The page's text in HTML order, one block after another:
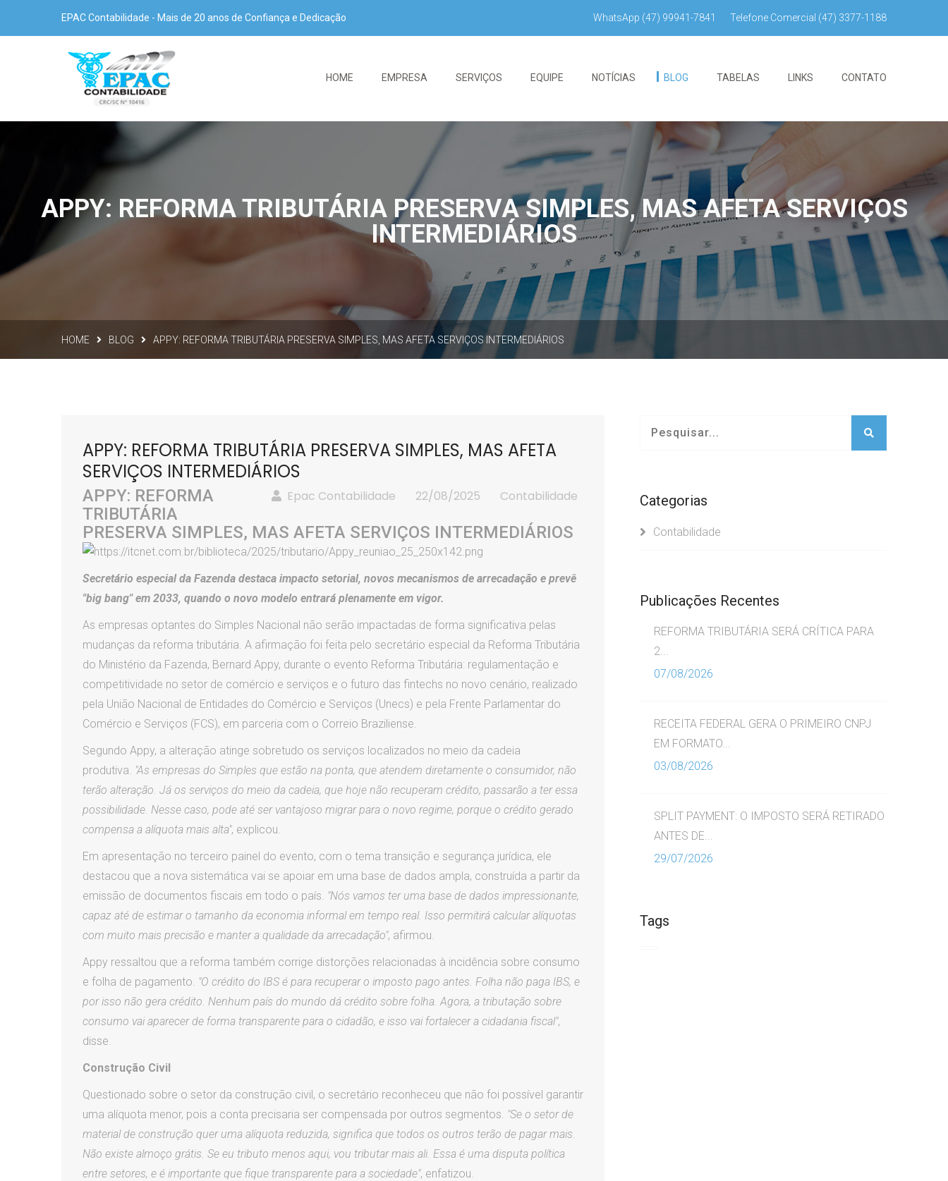
EPAC Contabilidade - Mais de 20 anos de Confiança e Dedicação WhatsApp (47) 99941-7841 Telefone Comercial (47) 3377-1188
HOME EMPRESA SERVIÇOS EQUIPE NOTÍCIAS BLOG TABELAS LINKS CONTATO
APPY: REFORMA TRIBUTÁRIA PRESERVA SIMPLES, MAS AFETA SERVIÇOS
INTERMEDIÁRIOS
HOME BLOG APPY: REFORMA TRIBUTÁRIA PRESERVA SIMPLES, MAS AFETA SERVIÇOS INTERMEDIÁRIOS
APPY: REFORMA TRIBUTÁRIA PRESERVA SIMPLES, MAS AFETA
SERVIÇOS INTERMEDIÁRIOS
Epac Contabilidade 22/08/2025 Contabilidade
APPY: REFORMA
TRIBUTÁRIA
PRESERVA SIMPLES, MAS AFETA SERVIÇOS INTERMEDIÁRIOS
Secretário especial da Fazenda destaca impacto setorial, novos mecanismos de arrecadação e prevê
"big bang" em 2033, quando o novo modelo entrará plenamente em vigor.
As empresas optantes do Simples Nacional não serão impactadas de forma significativa pelas
mudanças da reforma tributária. A afirmação foi feita pelo secretário especial da Reforma Tributária
do Ministério da Fazenda, Bernard Appy, durante o evento Reforma Tributária: regulamentação e
competitividade no setor de comércio e serviços e o futuro das fintechs no novo cenário, realizado
pela União Nacional de Entidades do Comércio e Serviços (Unecs) e pela Frente Parlamentar do
Comércio e Serviços (FCS), em parceria com o Correio Braziliense.
Segundo Appy, a alteração atinge sobretudo os serviços localizados no meio da cadeia
produtiva. "As empresas do Simples que estão na ponta, que atendem diretamente o consumidor, não
terão alteração. Já os serviços do meio da cadeia, que hoje não recuperam crédito, passarão a ter essa
possibilidade. Nesse caso, pode até ser vantajoso migrar para o novo regime, porque o crédito gerado
compensa a alíquota mais alta", explicou.
Em apresentação no terceiro painel do evento, com o tema transição e segurança jurídica, ele
destacou que a nova sistemática vai se apoiar em uma base de dados ampla, construída a partir da
emissão de documentos fiscais em todo o país. "Nós vamos ter uma base de dados impressionante,
capaz até de estimar o tamanho da economia informal em tempo real. Isso permitirá calcular alíquotas
com muito mais precisão e manter a qualidade da arrecadação", afirmou.
Appy ressaltou que a reforma também corrige distorções relacionadas à incidência sobre consumo
e folha de pagamento. "O crédito do IBS é para recuperar o imposto pago antes. Folha não paga IBS, e
por isso não gera crédito. Nenhum país do mundo dá crédito sobre folha. Agora, a tributação sobre
consumo vai aparecer de forma transparente para o cidadão, e isso vai fortalecer a cidadania fiscal",
disse.
Construção Civil
Questionado sobre o setor da construção civil, o secretário reconheceu que não foi possível garantir
uma alíquota menor, pois a conta precisaria ser compensada por outros segmentos. "Se o setor de
material de construção quer uma alíquota reduzida, significa que todos os outros terão de pagar mais.
Não existe almoço grátis. Se eu tributo menos aqui, vou tributar mais ali. Essa é uma disputa política
entre setores, e é importante que fique transparente para a sociedade", enfatizou.
Categorias
Contabilidade
Publicações Recentes
REFORMA TRIBUTÁRIA SERÁ CRÍTICA PARA
2...
07/08/2026
RECEITA FEDERAL GERA O PRIMEIRO CNPJ
EM FORMATO...
03/08/2026
SPLIT PAYMENT: O IMPOSTO SERÁ RETIRADO
ANTES DE...
29/07/2026
Tags